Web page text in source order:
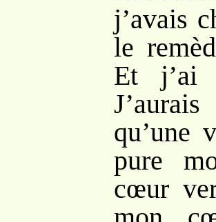
j’avais
le
Et j’ai
qu’une
pure
cœur